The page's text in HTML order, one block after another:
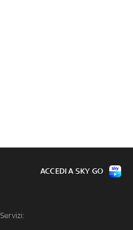
Servizi:
ACCEDI A SKY GO